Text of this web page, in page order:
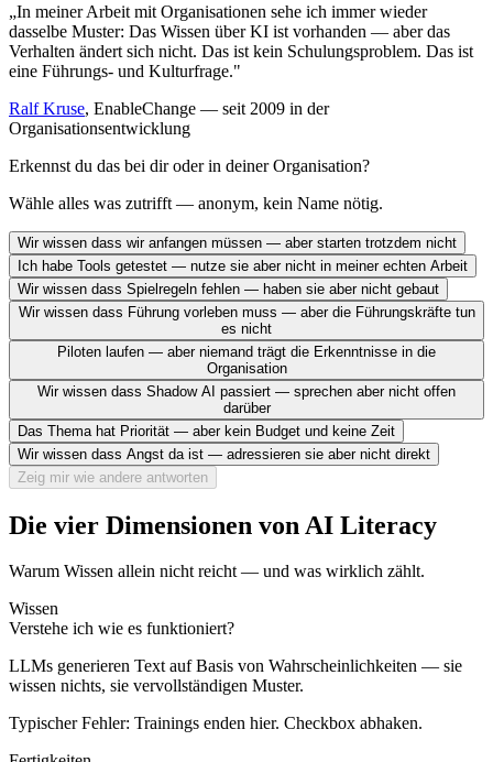
„In meiner Arbeit mit Organisationen sehe ich immer wieder
dasselbe Muster: Das Wissen über KI ist vorhanden — aber das
Verhalten ändert sich nicht. Das ist kein Schulungsproblem. Das ist
eine Führungs- und Kulturfrage."
Ralf Kruse, EnableChange — seit 2009 in der
Organisationsentwicklung
Erkennst du das bei dir oder in deiner Organisation?
Wähle alles was zutrifft — anonym, kein Name nötig.
Wir wissen dass wir anfangen müssen — aber starten trotzdem nicht
Ich habe Tools getestet — nutze sie aber nicht in meiner echten Arbeit
Wir wissen dass Spielregeln fehlen — haben sie aber nicht gebaut
Wir wissen dass Führung vorleben muss — aber die Führungskräfte tun
es nicht
Piloten laufen — aber niemand trägt die Erkenntnisse in die
Organisation
Wir wissen dass Shadow AI passiert — sprechen aber nicht offen
darüber
Das Thema hat Priorität — aber kein Budget und keine Zeit
Wir wissen dass Angst da ist — adressieren sie aber nicht direkt
Zeig mir wie andere antworten
Die vier Dimensionen von AI Literacy
Warum Wissen allein nicht reicht — und was wirklich zählt.
Wissen
Verstehe ich wie es funktioniert?
LLMs generieren Text auf Basis von Wahrscheinlichkeiten — sie
wissen nichts, sie vervollständigen Muster.
Typischer Fehler: Trainings enden hier. Checkbox abhaken.